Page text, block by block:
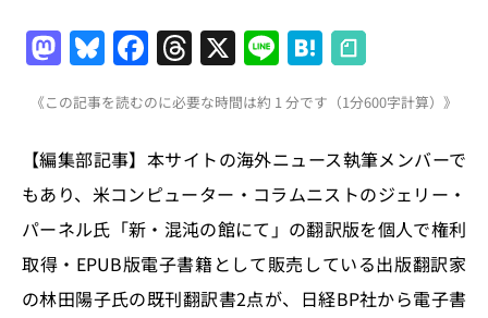
M
a
st
o
d
o
n
Bl
u
e
s
k
y
F
a
c
e
b
o
o
k
T
h
re
a
d
s
X Li
n
e
H
at
e
n
a
《この記事を読むのに必要な時間は約 1 分です（1分600字計算）》
【編集部記事】本サイトの海外ニュース執筆メンバーで
もあり、米コンピューター・コラムニストのジェリー・
パーネル氏「新・混沌の館にて」の翻訳版を個人で権利
取得・EPUB版電子書籍として販売している出版翻訳家
の林田陽子氏の既刊翻訳書2点が、日経BP社から電子書